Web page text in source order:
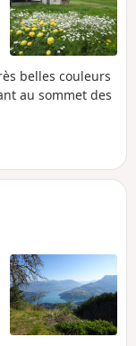
belles couleurs
au sommet des